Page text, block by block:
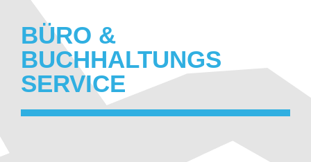
BÜRO &
BUCHHALTUNGS
SERVICE